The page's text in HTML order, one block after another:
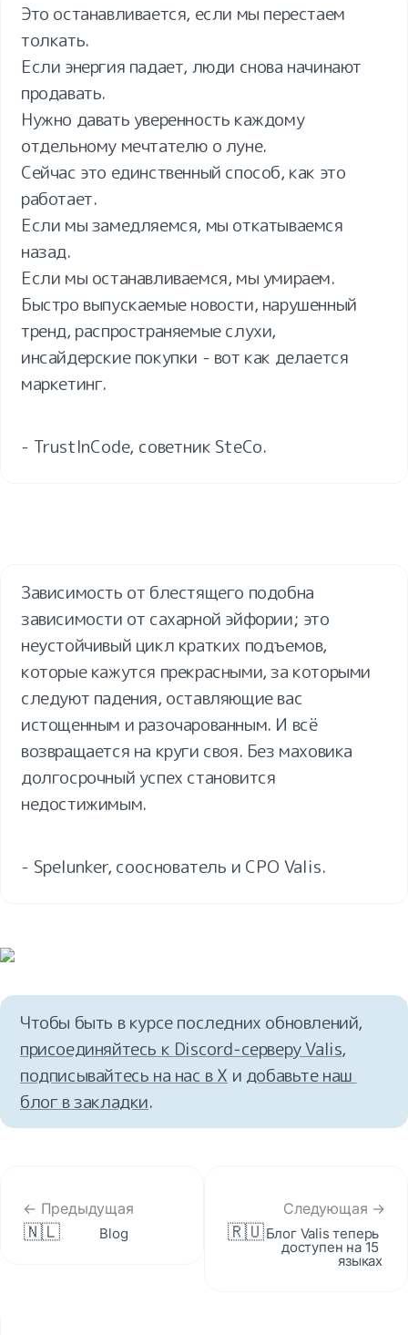
Это останавливается, если мы перестаем
толкать.
Если энергия падает, люди снова начинают
продавать.
Нужно давать уверенность каждому
отдельному мечтателю о луне.
Сейчас это единственный способ, как это
работает.
Если мы замедляемся, мы откатываемся
назад.
Если мы останавливаемся, мы умираем.
Быстро выпускаемые новости, нарушенный
тренд, распространяемые слухи,
инсайдерские покупки - вот как делается
маркетинг.
- TrustInCode, советник SteCo.
Зависимость от блестящего подобна
зависимости от сахарной эйфории; это
неустойчивый цикл кратких подъемов,
которые кажутся прекрасными, за которыми
следуют падения, оставляющие вас
истощенным и разочарованным. И всё
возвращается на круги своя. Без маховика
долгосрочный успех становится
недостижимым.
- Spelunker, сооснователь и CPO Valis.
присоединяйтесь к Discord‑серверу Valis
подписывайтесь на нас в X и добавьте наш
блог в закладки.
← Предыдущая
🇳🇱 Blog
Следующая →
🇷🇺Блог Valis теперь
доступен на 15
языках